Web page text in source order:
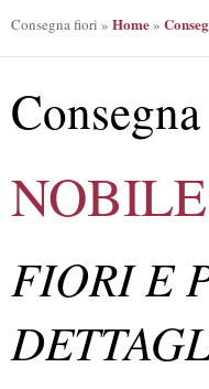
Consegna fiori » Home»
FIORI E